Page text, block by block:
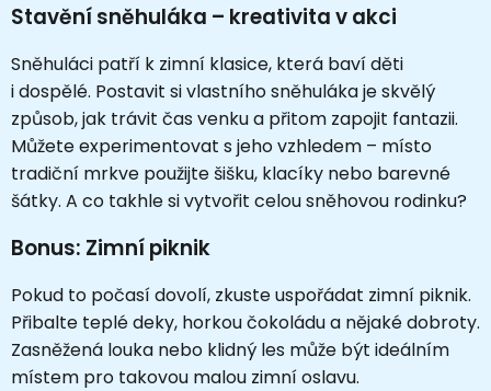
Stavění sněhuláka – kreativita v akci
Sněhuláci patří k zimní klasice, která baví děti
i dospělé. Postavit si vlastního sněhuláka je skvělý
způsob, jak trávit čas venku a přitom zapojit fantazii.
Můžete experimentovat s jeho vzhledem – místo
tradiční mrkve použijte šišku, klacíky nebo barevné
šátky. A co takhle si vytvořit celou sněhovou rodinku?
Bonus: Zimní piknik
Pokud to počasí dovolí, zkuste uspořádat zimní piknik.
Přibalte teplé deky, horkou čokoládu a nějaké dobroty.
Zasněžená louka nebo klidný les může být ideálním
místem pro takovou malou zimní oslavu.